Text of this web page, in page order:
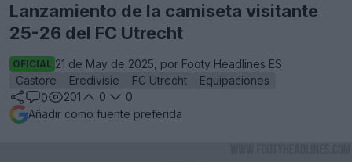
Lanzamiento de la camiseta visitante
25-26 del FC Utrecht
OFICIAL 21 de May de 2025, por Footy Headlines ES
Castore
Eredivisie FC Utrecht
Equipaciones
0
201 0
0
Añadir como fuente preferida